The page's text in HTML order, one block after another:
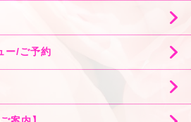
ー/ご予約